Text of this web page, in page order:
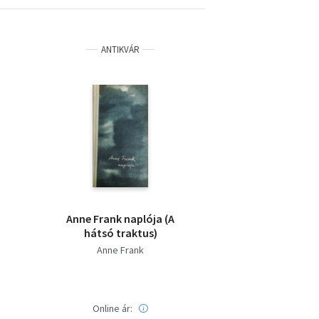
ANTIKVÁR
Anne Frank naplója (A
hátsó traktus)
Anne Frank
Online ár: